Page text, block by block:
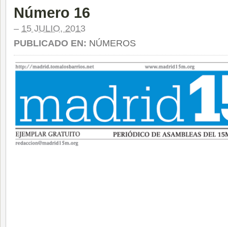
Número 16
– 15 JULIO, 2013
PUBLICADO EN: NÚMEROS